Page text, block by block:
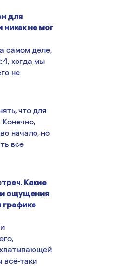
для
не мог
самом деле,
когда мы
не
что для
Конечно,
начало, но
все
Какие
ощущения
графике
всё-таки